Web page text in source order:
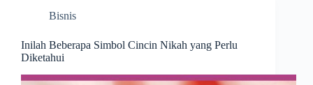
Bisnis
Inilah Beberapa Simbol Cincin Nikah yang Perlu
Diketahui